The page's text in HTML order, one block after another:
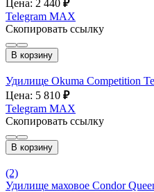
Цена: 2 440 ₽
Telegram MAX
Скопировать ссылку
В корзину
Удилище Okuma Competition
Цена: 5 810 ₽
Telegram MAX
Скопировать ссылку
В корзину
(2)
Удилище маховое Condor